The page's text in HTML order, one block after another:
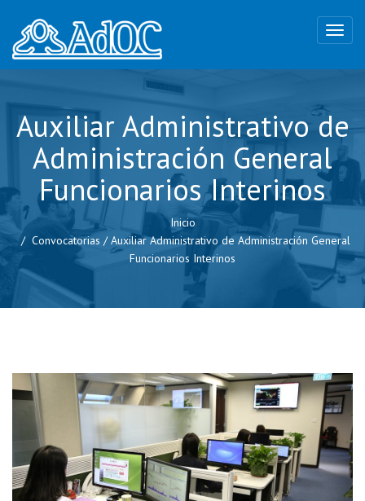
Auxiliar Administrativo de
Administración General
Funcionarios Interinos
Inicio
Convocatorias /Auxiliar Administrativo de Administración General
Funcionarios Interinos